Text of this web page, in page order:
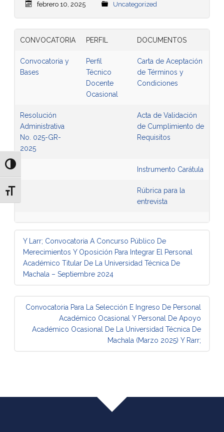
Alternar alto contraste
Alternar tamaño de letra
febrero 10, 2025 Uncategorized
CONVOCATORIA PERFIL DOCUMENTOS
Convocatoria y
Bases
Perfil
Técnico
Docente
Ocasional
Carta de Aceptación
de Términos y
Condiciones
Resolución
Administrativa
No. 025-GR-
2025
Acta de Validación
de Cumplimiento de
Requisitos
Instrumento Carátula
Rúbrica para la
entrevista
Mensaje de navegación
Y Larr; Convocatoria A Concurso Público De
Merecimientos Y Oposición Para Integrar El Personal
Académico Titular De La Universidad Técnica De
Machala – Septiembre 2024
Convocatoria Para La Selección E Ingreso De Personal
Académico Ocasional Y Personal De Apoyo
Académico Ocasional De La Universidad Técnica De
Machala (Marzo 2025)Y Rarr;